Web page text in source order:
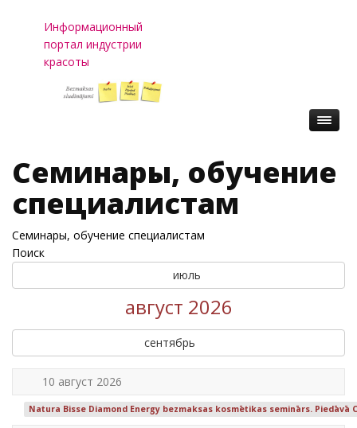
Информационный
портал индустрии
красоты
Семинары, обучение
специалистам
Семинары, обучение специалистам
Поиск
июль
август 2026
сентябрь
10 август 2026
Natura Bisse Diamond Energy bezmaksas kosmētikas seminārs. Piedāvā